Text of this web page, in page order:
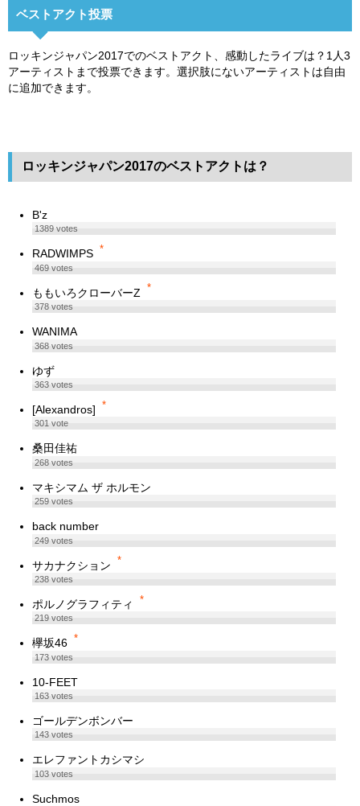
ベストアクト投票
ロッキンジャパン2017でのベストアクト、感動したライブは？1人3
アーティストまで投票できます。選択肢にないアーティストは自由
に追加できます。
ロッキンジャパン2017のベストアクトは？
B'z
1389votes
RADWIMPS *
469votes
ももいろクローバーZ *
378votes
WANIMA
368votes
ゆず
363votes
[Alexandros] *
301vote
桑田佳祐
268votes
マキシマム ザ ホルモン
259votes
back number
249votes
サカナクション *
238votes
ポルノグラフィティ *
219votes
欅坂46 *
173votes
10-FEET
163votes
ゴールデンボンバー
143votes
エレファントカシマシ
103votes
Suchmos